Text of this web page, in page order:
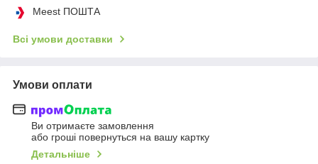
Meest ПОШТА
Всі умови доставки
Умови оплати
Ви отримаєте замовлення
або гроші повернуться на вашу картку
Детальніше